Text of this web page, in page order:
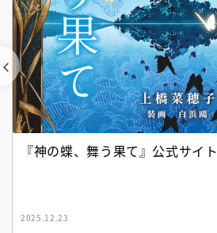
『神の蝶、舞う果て』公式サイト
2025.12.23